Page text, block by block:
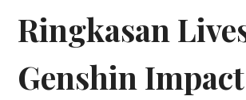
Ringkasan
Genshin